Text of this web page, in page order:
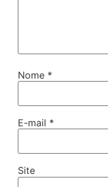
Nome *
E-mail *
Site